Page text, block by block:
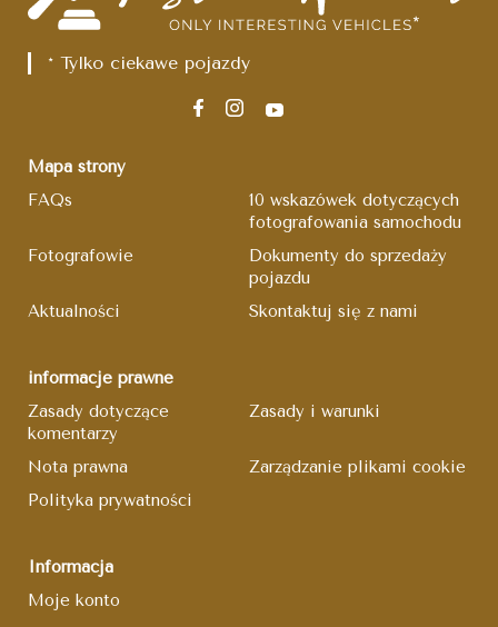
* Tylko ciekawe pojazdy
Mapa strony
FAQs
10 wskazówek dotyczących
fotografowania samochodu
Fotografowie
Dokumenty do sprzedaży
pojazdu
Aktualności
Skontaktuj się z nami
informacje prawne
Zasady dotyczące
komentarzy
Zasady i warunki
Nota prawna
Zarządzanie plikami cookie
Polityka prywatności
Informacja
Moje konto